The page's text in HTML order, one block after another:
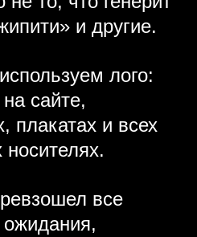
и другие.
лого:
сайте,
плакатах и всех
все